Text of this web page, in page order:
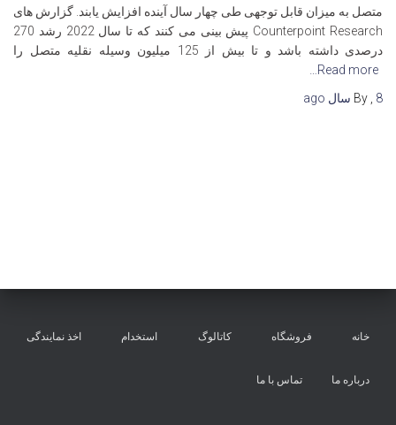
متصل به میزان قابل توجهی طی چهار سال آینده افزایش یابند. گزارش های
Counterpoint Research پیش بینی می کنند که تا سال 2022 رشد 270
درصدی داشته باشد و تا بیش از 125 میلیون وسیله نقلیه متصل را
Read more…
By
8 سال
خانه فروشگاه کاتالوگ استخدام اخذ نمایندگی
درباره ما تماس با ما